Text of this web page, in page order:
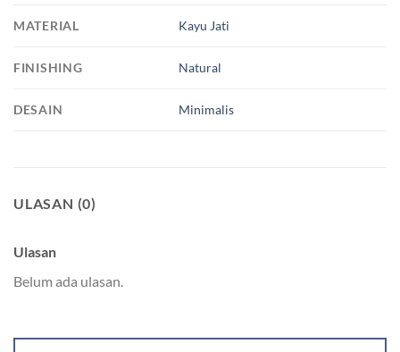
MATERIAL Kayu Jati
FINISHING Natural
DESAIN Minimalis
ULASAN (0)
Ulasan
Belum ada ulasan.